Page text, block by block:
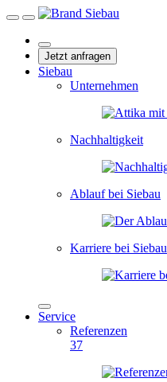
Jetzt anfragen
Siebau
Unternehmen
Nachhaltigkeit
Ablauf bei Siebau
Karriere bei Siebau
Service
Referenzen
37